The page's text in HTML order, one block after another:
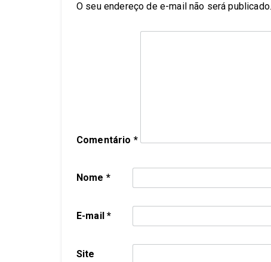
O seu endereço de e-mail não será publicado.
Comentário *
Nome *
E-mail*
Site